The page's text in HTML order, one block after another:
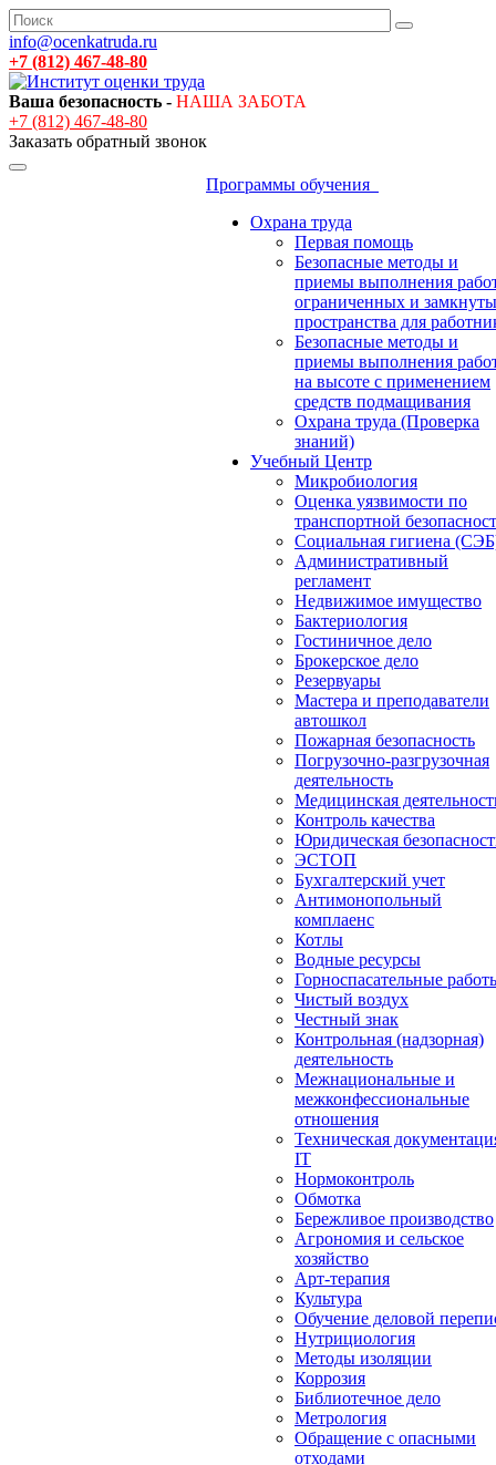
info@ocenkatruda.ru
+7 (812) 467-48-80
Ваша безопасность - НАША ЗАБОТА
+7 (812) 467-48-80
Заказать обратный звонок
Программы обучения
Охрана труда
Первая помощь
Безопасные методы и
приемы выполнения
ограниченных и
пространства для
Безопасные методы и
приемы выполнения
на высоте с применением
средств подмащивания
Охрана труда (Проверка
знаний)
Учебный Центр
Микробиология
Оценка уязвимости по
транспортной
Социальная гигиена
Административный
регламент
Недвижимое имущество
Бактериология
Гостиничное дело
Брокерское дело
Резервуары
Мастера и преподаватели
автошкол
Пожарная безопасность
Погрузочно-разгрузочная
деятельность
Медицинская
Контроль качества
Юридическая
ЭСТОП
Бухгалтерский учет
Антимонопольный
комплаенс
Котлы
Водные ресурсы
Горноспасательные
Чистый воздух
Честный знак
Контрольная (надзорная)
деятельность
Межнациональные и
межконфессиональные
отношения
Техническая
IT
Нормоконтроль
Обмотка
Бережливое производство
Агрономия и сельское
хозяйство
Арт-терапия
Культура
Обучение деловой
Нутрициология
Методы изоляции
Коррозия
Библиотечное дело
Метрология
Обращение с опасными
отходами